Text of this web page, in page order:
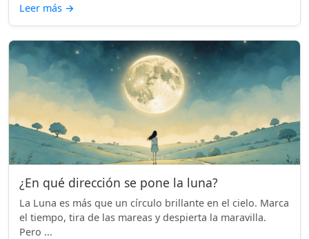
Leer más →
¿En qué dirección se pone la luna?
La Luna es más que un círculo brillante en el cielo. Marca
el tiempo, tira de las mareas y despierta la maravilla.
Pero ...